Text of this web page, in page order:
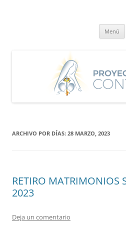
Menú
ARCHIVO POR DÍAS: 28 MARZO, 2023
RETIRO MATRIMONIOS
2023
Deja un comentario